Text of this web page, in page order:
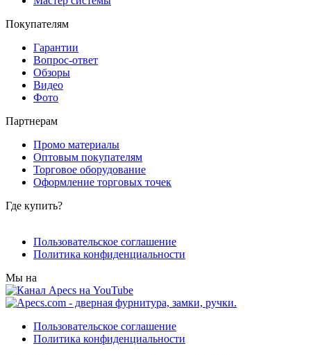
Покупателям
Гарантии
Вопрос-ответ
Обзоры
Видео
Фото
Партнерам
Промо материалы
Оптовым покупателям
Торговое оборудование
Оформление торговых точек
Где купить?
Пользовательское соглашение
Политика конфиденциальности
Мы на
Пользовательское соглашение
Политика конфиденциальности